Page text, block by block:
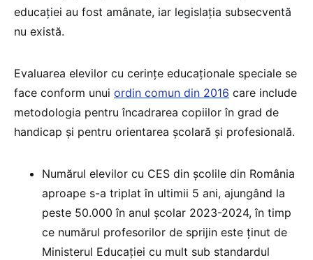
educației au fost amânate, iar legislația subsecventă
nu există.
Evaluarea elevilor cu cerințe educaționale speciale se
face conform unui ordin comun din 2016 care include
metodologia pentru încadrarea copiilor în grad de
handicap și pentru orientarea școlară și profesională.
Numărul elevilor cu CES din școlile din România
aproape s-a triplat în ultimii 5 ani, ajungând la
peste 50.000 în anul școlar 2023-2024, în timp
ce numărul profesorilor de sprijin este ținut de
Ministerul Educației cu mult sub standardul